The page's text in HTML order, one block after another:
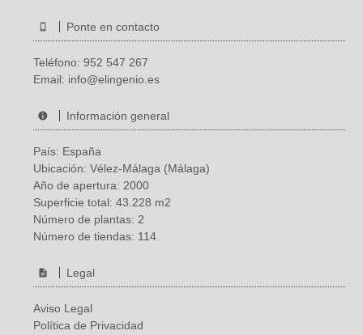
Ponte en contacto
Teléfono: 952 547 267
Email: info@elingenio.es
Información general
País: España
Ubicación: Vélez-Málaga (Málaga)
Año de apertura: 2000
Superficie total: 43.228 m2
Número de plantas: 2
Número de tiendas: 114
Legal
Aviso Legal
Política de Privacidad